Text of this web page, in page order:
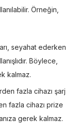
Örneğin,
seyahat ederken
Böylece,
kalmaz.
fazla cihazı şarj
fazla cihazı prize
gerek kalmaz.